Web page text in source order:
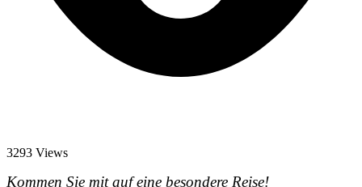
3293 Views
Kommen Sie mit auf eine besondere Reise!